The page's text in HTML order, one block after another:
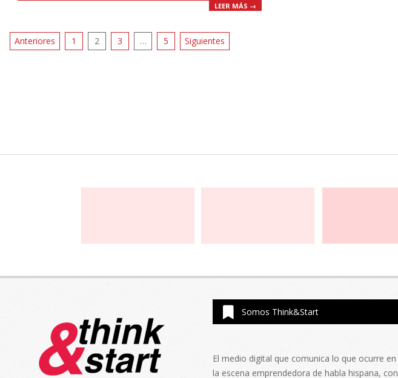
LEER MÁS →
Paginación
Anteriores 1 2 3 … 5 Siguientes
Somos Think&Start
El medio digital que comunica lo que ocurre en
la escena emprendedora de habla hispana, con